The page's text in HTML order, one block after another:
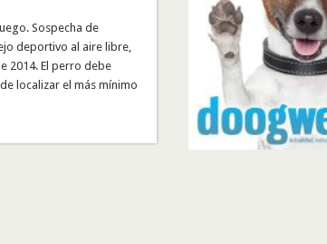
Sospecha de
deportivo al aire libre,
2014. El perro debe
localizar el más mínimo